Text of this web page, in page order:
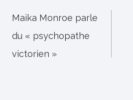
de
l’article
Maika Monroe parle
du « psychopathe
victorien »